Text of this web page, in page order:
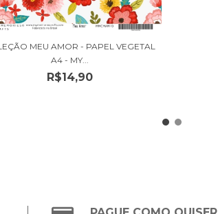
MEU AMOR - PAPEL VEGETAL
A4 - MY...
R$14,90